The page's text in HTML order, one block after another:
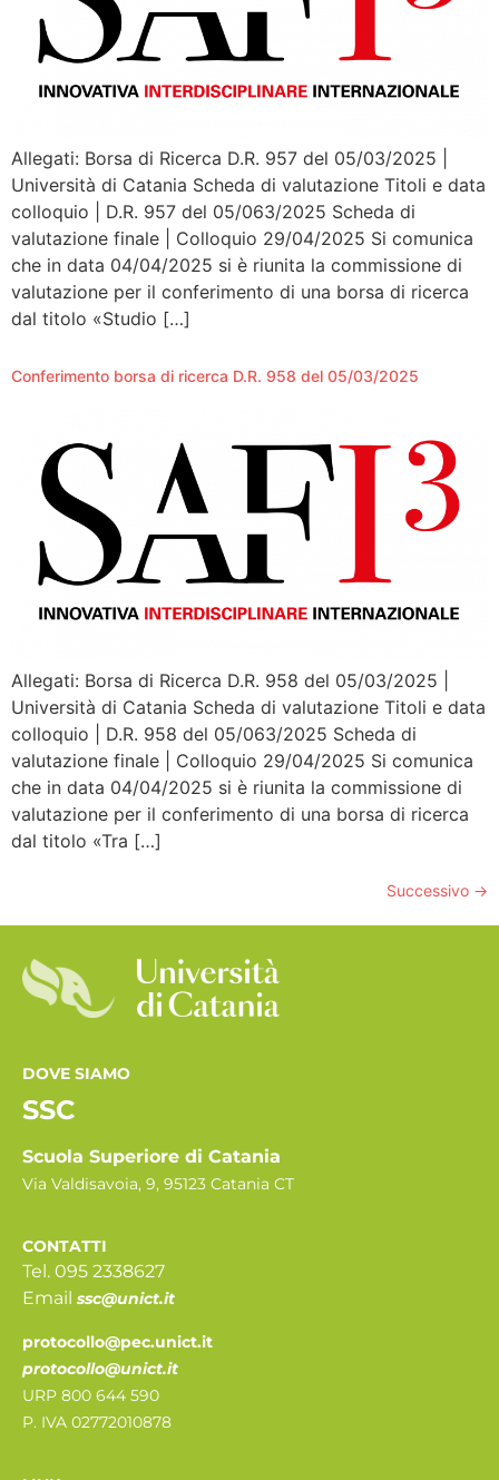
Allegati: Borsa di Ricerca D.R. 957 del 05/03/2025 |
Università di Catania Scheda di valutazione Titoli e data
colloquio | D.R. 957 del 05/063/2025 Scheda di
valutazione finale | Colloquio 29/04/2025 Si comunica
che in data 04/04/2025 si è riunita la commissione di
valutazione per il conferimento di una borsa di ricerca
dal titolo «Studio […]
Conferimento borsa di ricerca D.R. 958 del 05/03/2025
Allegati: Borsa di Ricerca D.R. 958 del 05/03/2025 |
Università di Catania Scheda di valutazione Titoli e data
colloquio | D.R. 958 del 05/063/2025 Scheda di
valutazione finale | Colloquio 29/04/2025 Si comunica
che in data 04/04/2025 si è riunita la commissione di
valutazione per il conferimento di una borsa di ricerca
dal titolo «Tra […]
Successivo →
DOVE SIAMO
SSC
Scuola Superiore di Catania
Via Valdisavoia, 9, 95123 Catania CT
CONTATTI
Tel. 095 2338627
Email ssc@unict.it
protocollo@pec.unict.it
protocollo@unict.it
URP 800 644 590
P. IVA 02772010878